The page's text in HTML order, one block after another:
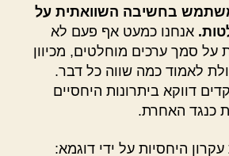
בחשיבה השוואתית על
אנחנו כמעט אף פעם לא
סמך ערכים מוחלטים, מכיוון
לאמוד כמה שווה כל דבר.
דווקא ביתרונות היחסיים
כנגד האחרת.
היחסיות על ידי דוגמא: